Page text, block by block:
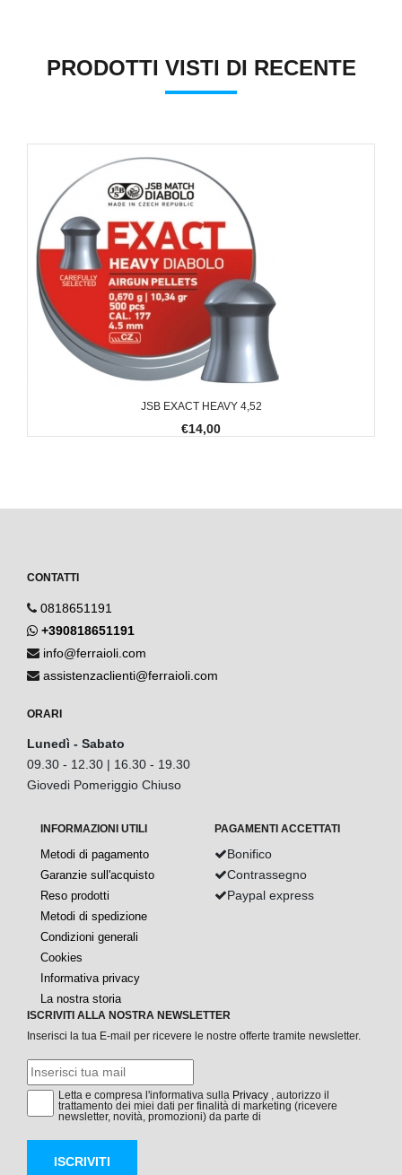
PRODOTTI VISTI DI RECENTE
JSB EXACT HEAVY 4,52
€14,00
CONTATTI
0818651191
+390818651191
info@ferraioli.com
assistenzaclienti@ferraioli.com
ORARI
Lunedì - Sabato
09.30 - 12.30 | 16.30 - 19.30
Giovedi Pomeriggio Chiuso
INFORMAZIONI UTILI
Metodi di pagamento
Garanzie sull'acquisto
Reso prodotti
Metodi di spedizione
Condizioni generali
Cookies
Informativa privacy
La nostra storia
PAGAMENTI ACCETTATI
Bonifico
Contrassegno
Paypal express
ISCRIVITI ALLA NOSTRA NEWSLETTER
Inserisci la tua E-mail per ricevere le nostre offerte tramite newsletter.
Letta e compresa l'informativa sulla Privacy , autorizzo il
trattamento dei miei dati per finalità di marketing (ricevere
newsletter, novità, promozioni) da parte di
ISCRIVITI